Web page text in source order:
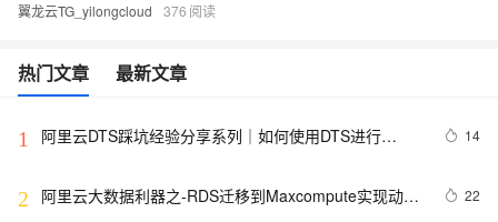
翼龙云TG_yilongcloud 376
热门文章 最新文章
1
阿里云DTS踩坑经验分享系列｜如何使用DTS进行
14
2
阿里云大数据利器之-RDS迁移到Maxcompute实现动态
22